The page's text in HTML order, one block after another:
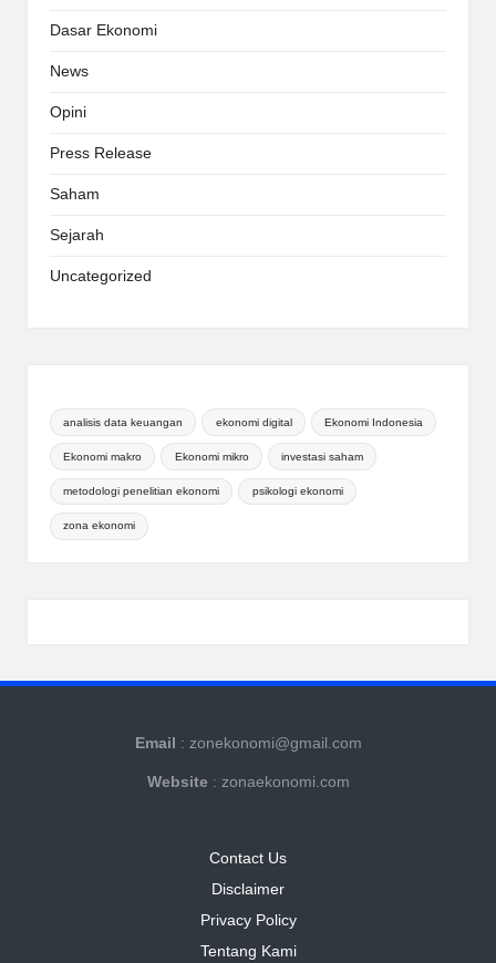
Dasar Ekonomi
News
Opini
Press Release
Saham
Sejarah
Uncategorized
analisis data keuangan ekonomi digital Ekonomi Indonesia
Ekonomi makro Ekonomi mikro investasi saham
metodologi penelitian ekonomi psikologi ekonomi
zona ekonomi
Email : zonekonomi@gmail.com
Website : zonaekonomi.com
Contact Us
Disclaimer
Privacy Policy
Tentang Kami